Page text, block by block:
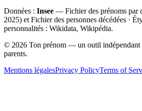
Données : Insee — Fichier des prénoms par
2025) et Fichier des personnes décédées ·
personnalités : Wikidata, Wikipédia.
© 2026 Ton prénom — un outil indépendant
parents.
Mentions légalesPrivacy PolicyTerms of